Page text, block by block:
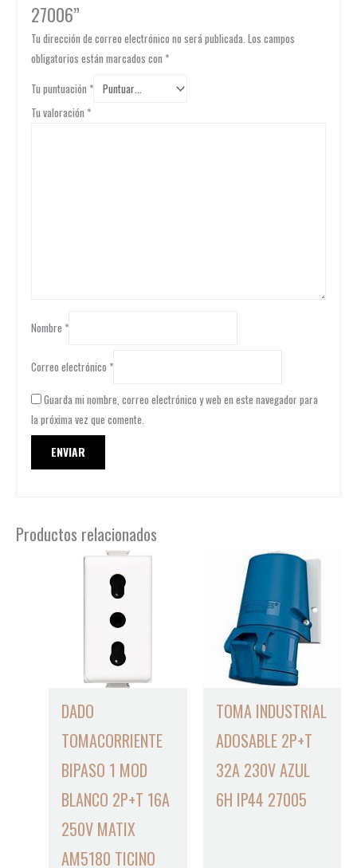
27006”
Tu dirección de correo electrónico no será publicada. Los campos
obligatorios están marcados con *
Tu puntuación *
Tu valoración *
Nombre *
Correo electrónico *
Guarda mi nombre, correo electrónico y web en este navegador para
la próxima vez que comente.
Productos relacionados
DADO
TOMACORRIENTE
BIPASO 1 MOD
BLANCO 2P+T 16A
250V MATIX
AM5180 TICINO
TOMA INDUSTRIAL
ADOSABLE 2P+T
32A 230V AZUL
6H IP44 27005